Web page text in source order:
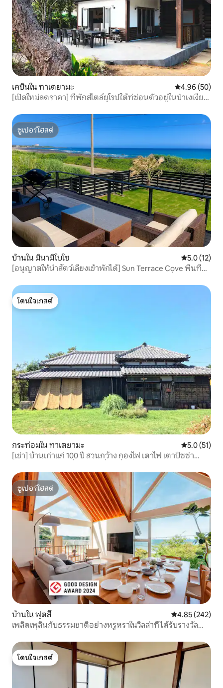
เคบินใน ทาเตยามะ คะแนนเฉลี่ย
4.96 (50)
[เปิดใหม่ลดราคา] ที่พักสไตล์ยุโรปใต้ท่ซ่อนตัวอยู่ในป่าเงเงียบ
ซูเปอร์โฮสต์
ซูเปอร์โฮสต์
บ้านใน มินามิโบโซ คะแนนเฉลี่ย
5.0 (12)
[อนุญาตให้นำสัตว์เลี้ยงเข้าพักได้] Sun Terrace Cove พื้นที่
ทะเลได้
โดนใจเกสต์
โดนใจเกสต์
กระท่อมใน ทาเตยามะ คะแนนเฉลี่ย
5.0 (51)
[เช่า] บ้านเก่าแก่ 100 ปี สวนกว้าง กองไฟ เตาไฟ เตาปิซซ่า
ธรรมชาติ
ซูเปอร์โฮสต์
ซูเปอร์โฮสต์
บ้านใน ฟุตสึ คะแนนเฉลี่ย
4.85 (242)
เพลิดเพลินกับธรรมชาติอย่างหรูหราในวิลล่าที่ได้รับรางวัล
เข้าถึงชายหาดได้
โดนใจเกสต์
โดนใจเกสต์